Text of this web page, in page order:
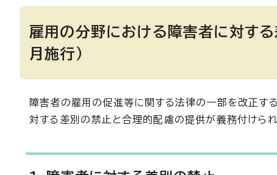
雇用の分野における障害者に対す
月施行）
障害者の雇用の促進等に関する法律の一部を改正す
対する差別の禁止と合理的配慮の提供が義務付けられ